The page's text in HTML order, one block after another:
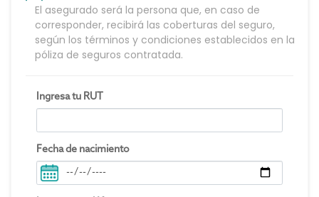
El asegurado será la persona que, en caso de
corresponder, recibirá las coberturas del seguro,
según los términos y condiciones establecidos en la
póliza de seguros contratada.
Ingresa tu RUT
Fecha de nacimiento